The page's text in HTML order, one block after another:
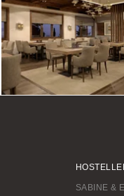
SABINE &